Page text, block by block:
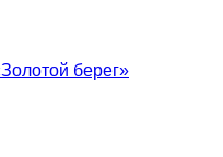
берег»